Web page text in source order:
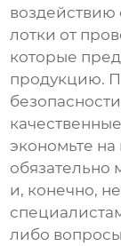
лотки от
которые
продукцию.
экономьте на
обязательно
и, конечно,
либо